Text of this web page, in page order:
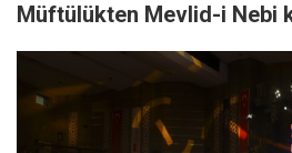
Müftülükten Mevlid-i Nebi